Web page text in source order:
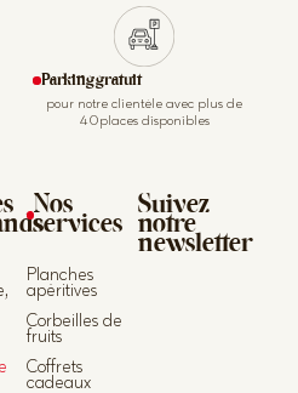
Parking gratuit
pour notre clientèle avec plus de
40places disponibles
Nos
services
Planches
apéritives
Corbeilles de
fruits
Coffrets
cadeaux
Suivez
notre
newsletter